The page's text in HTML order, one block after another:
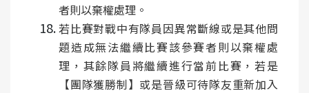
者則以棄權處理。
若比賽對戰中有隊員因異常斷線或是其他問
題造成無法繼續比賽該參賽者則以棄權處
理，其餘隊員將繼續進行當前比賽，若是
【團隊獲勝制】或是晉級可待隊友重新加入